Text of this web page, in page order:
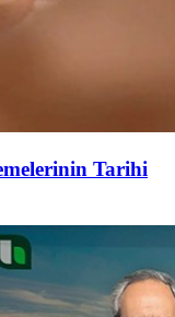
Tarihi